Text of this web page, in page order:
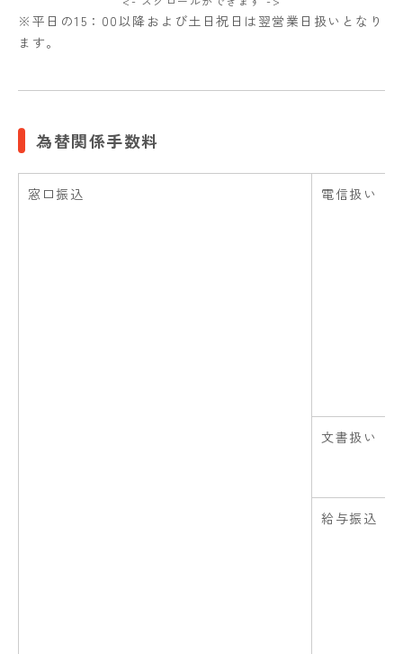
※平日の15：00以降および土日祝日は翌営業日扱いとなり
ます。
為替関係手数料
窓口振込 電信扱い
文書扱い
給与振込